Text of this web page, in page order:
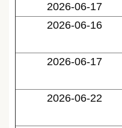
2026-06-17
2026-06-16
2026-06-17
2026-06-22